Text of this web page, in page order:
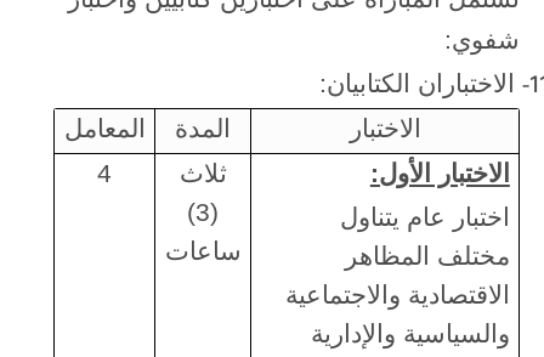
شفوي:
الاختباران الكتابيان:
الاختبار
المدة
المعامل
الاختبار الأول:
اختبار عام يتناول
مختلف المظاهر
الاقتصادية والاجتماعية
والسياسية والإدارية
ثلاث
(3)
ساعات
4